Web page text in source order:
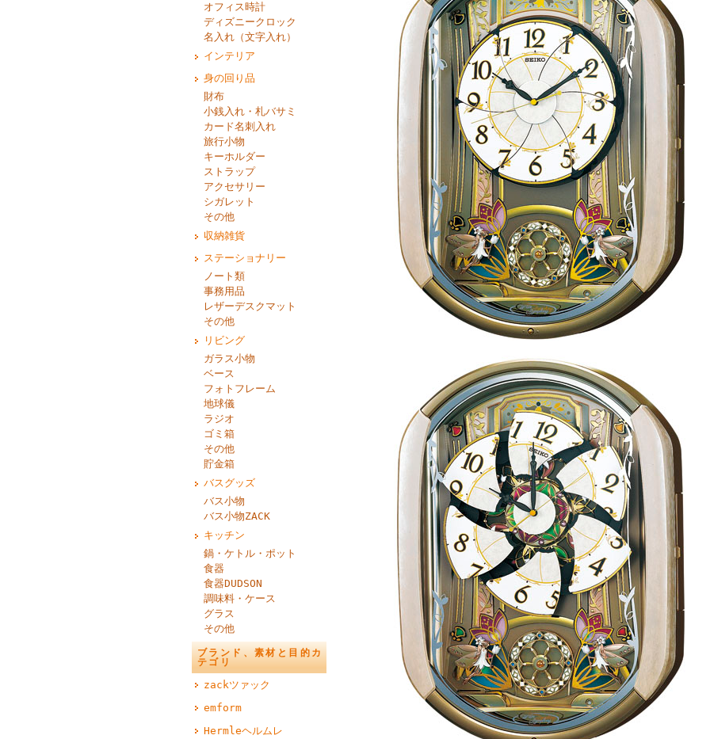
オフィス時計
ディズニークロック
名入れ（文字入れ）
インテリア
身の回り品
財布
小銭入れ・札バサミ
カード名刺入れ
旅行小物
キーホルダー
ストラップ
アクセサリー
シガレット
その他
収納雑貨
ステーショナリー
ノート類
事務用品
レザーデスクマット
その他
リビング
ガラス小物
ベース
フォトフレーム
地球儀
ラジオ
ゴミ箱
その他
貯金箱
バスグッズ
バス小物
バス小物ZACK
キッチン
鍋・ケトル・ポット
食器
食器DUDSON
調味料・ケース
グラス
その他
ブランド、素材と目的カ
テゴリ
zackツァック
emform
Hermleヘルムレ